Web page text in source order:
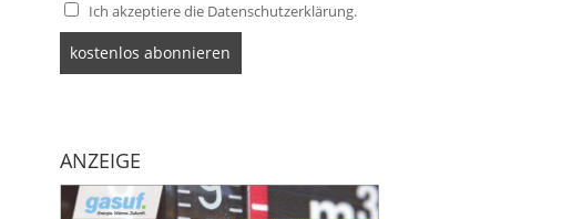
Ich akzeptiere die Datenschutzerklärung.
ANZEIGE